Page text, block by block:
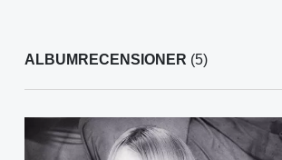
ALBUMRECENSIONER (5)